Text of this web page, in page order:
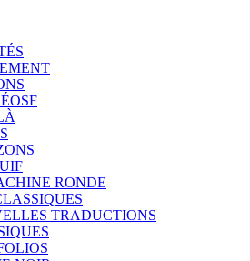
RONDE
TRADUCTIONS